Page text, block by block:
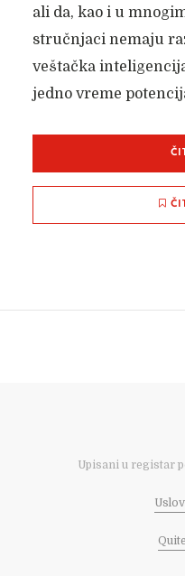
ali da, kao i u
stručnjaci nemaju
veštačka
jedno vreme
Upisani u registar